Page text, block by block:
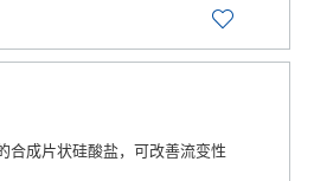
合成片状硅酸盐，可改善流变性